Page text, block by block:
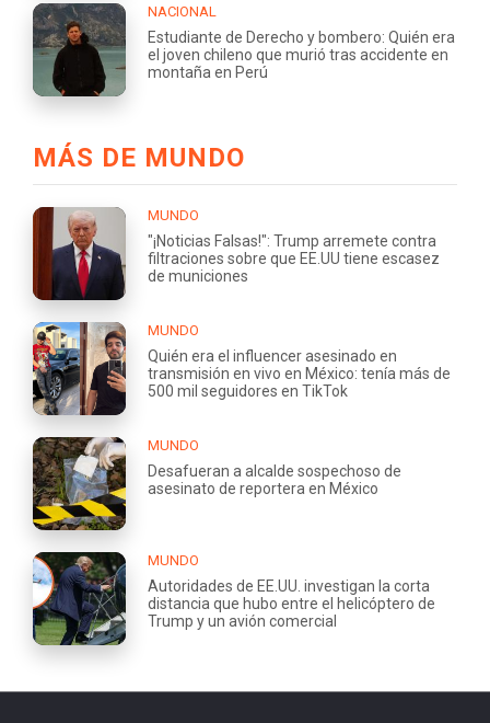
NACIONAL
Estudiante de Derecho y bombero: Quién era
el joven chileno que murió tras accidente en
montaña en Perú
MÁS DE MUNDO
MUNDO
"¡Noticias Falsas!": Trump arremete contra
filtraciones sobre que EE.UU tiene escasez
de municiones
MUNDO
Quién era el influencer asesinado en
transmisión en vivo en México: tenía más de
500 mil seguidores en TikTok
MUNDO
Desafueran a alcalde sospechoso de
asesinato de reportera en México
MUNDO
Autoridades de EE.UU. investigan la corta
distancia que hubo entre el helicóptero de
Trump y un avión comercial